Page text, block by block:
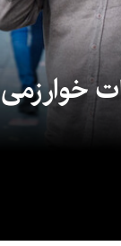
خوارزمی